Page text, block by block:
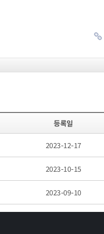
등록일
2023-12-17
2023-10-15
2023-09-10